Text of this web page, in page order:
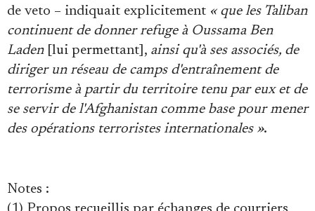
de veto – indiquait explicitement « que les Taliban
continuent de donner refuge à Oussama Ben
Laden[lui permettant], ainsi qu'à ses associés, de
diriger un réseau de camps d'entraînement de
terrorisme à partir du territoire tenu par eux et de
se servir de l'Afghanistan comme base pour mener
des opérations terroristes internationales ».
Notes :